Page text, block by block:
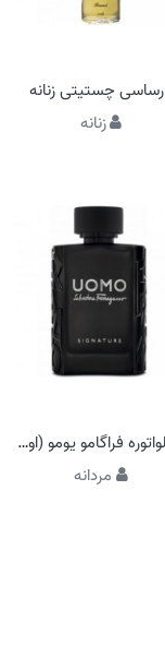
رساسی چستیتی زنانه
زنانه
سالواتوره فراگامو یومو (اومو) سیگنیچر (سیگنچر)
مردانه